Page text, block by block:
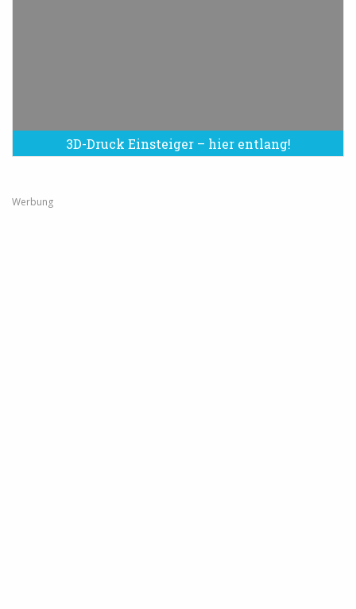
3D-Druck Einsteiger – hier entlang!
Werbung